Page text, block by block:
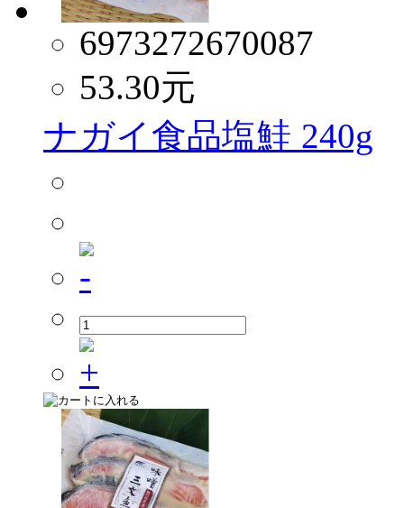
6973272670087
53.30元
ナガイ食品塩鮭 240g